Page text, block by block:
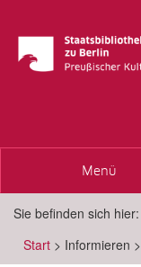
Toggle
Menü
Sie befinden sich hier:
Start > Informieren >